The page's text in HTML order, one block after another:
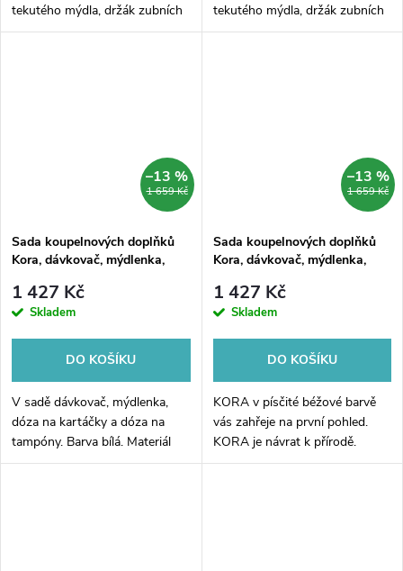
tekutého mýdla, držák zubních
kartáčků a háček na zavěšení
tekutého mýdla, držák zubních
kartáčků a háček na zavěšení
1 659 Kč
–13 %
Sada koupelnových doplňků
Kora, dávkovač, mýdlenka,
bílá / bambus
1 427 Kč
Skladem
DO KOŠÍKU
V sadě dávkovač, mýdlenka,
dóza na kartáčky a dóza na
tampóny. Barva bílá. Materiál
polyresin, bambusové dřevo.
1 659 Kč
–13 %
Sada koupelnových doplňků
Kora, dávkovač, mýdlenka,
písková béžová / bambus
1 427 Kč
Skladem
DO KOŠÍKU
KORA v písčité béžové barvě
vás zahřeje na první pohled.
KORA je návrat k přírodě.